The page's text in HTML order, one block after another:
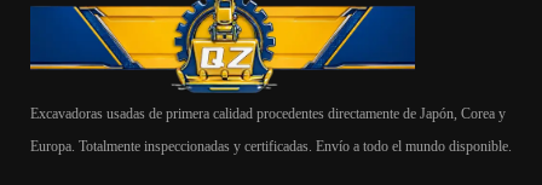
Excavadoras usadas de primera calidad procedentes directamente de Japón, Corea y
Europa. Totalmente inspeccionadas y certificadas. Envío a todo el mundo disponible.